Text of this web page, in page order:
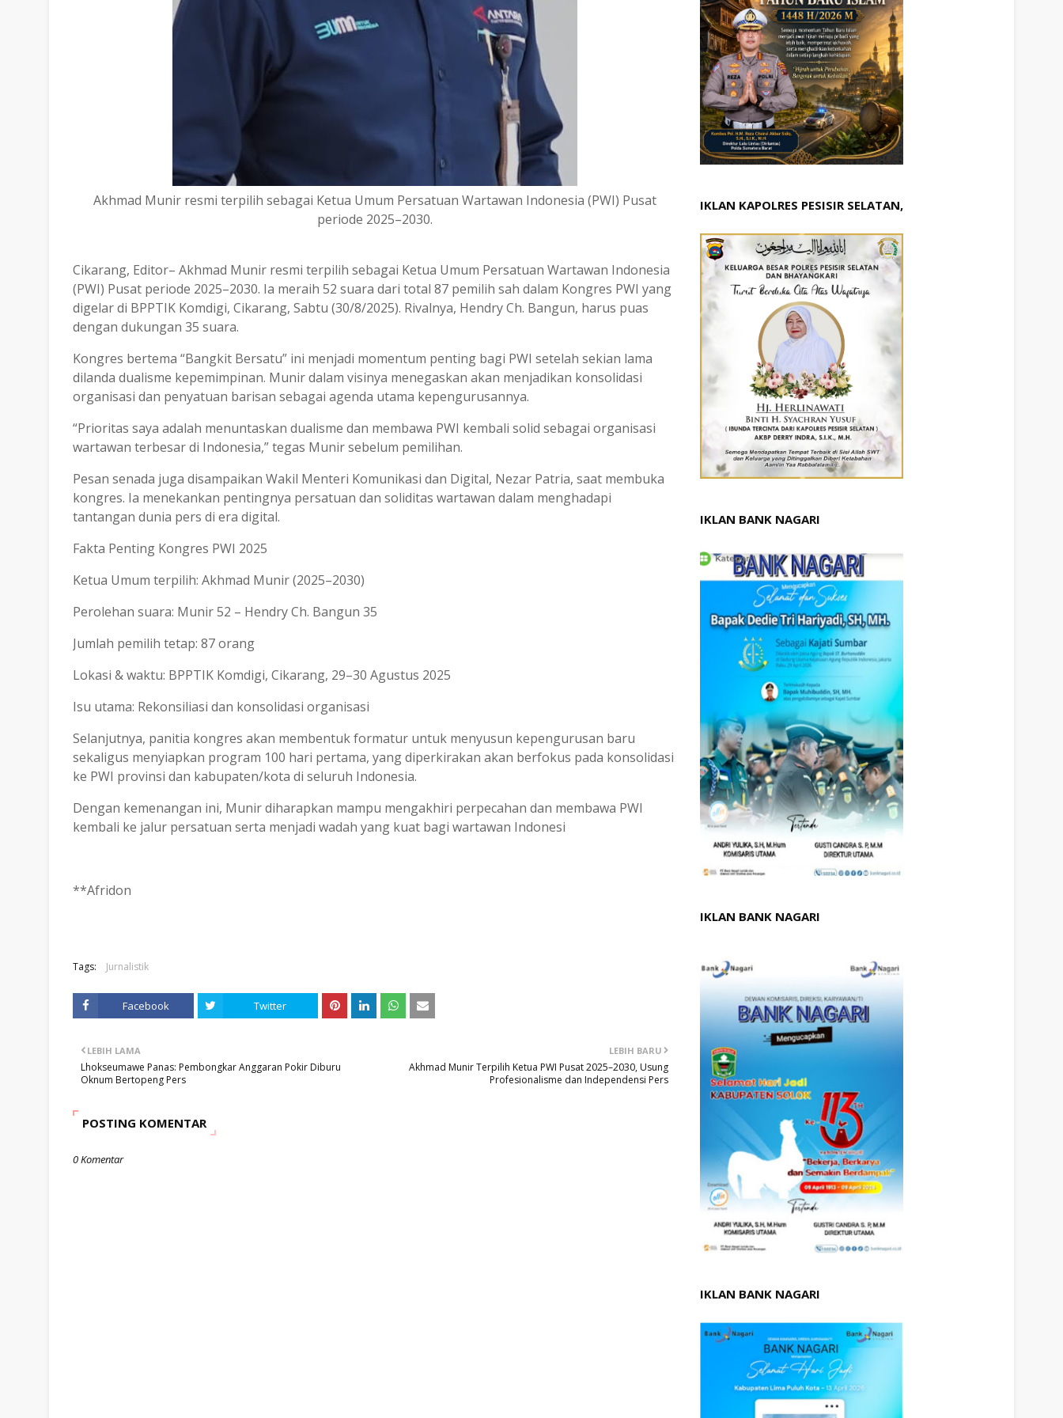
Akhmad Munir resmi terpilih sebagai Ketua Umum Persatuan Wartawan Indonesia (PWI) Pusat
periode 2025–2030.
Cikarang, Editor– Akhmad Munir resmi terpilih sebagai Ketua Umum Persatuan Wartawan Indonesia
(PWI) Pusat periode 2025–2030. Ia meraih 52 suara dari total 87 pemilih sah dalam Kongres PWI yang
digelar di BPPTIK Komdigi, Cikarang, Sabtu (30/8/2025). Rivalnya, Hendry Ch. Bangun, harus puas
dengan dukungan 35 suara.
Kongres bertema “Bangkit Bersatu” ini menjadi momentum penting bagi PWI setelah sekian lama
dilanda dualisme kepemimpinan. Munir dalam visinya menegaskan akan menjadikan konsolidasi
organisasi dan penyatuan barisan sebagai agenda utama kepengurusannya.
“Prioritas saya adalah menuntaskan dualisme dan membawa PWI kembali solid sebagai organisasi
wartawan terbesar di Indonesia,” tegas Munir sebelum pemilihan.
Pesan senada juga disampaikan Wakil Menteri Komunikasi dan Digital, Nezar Patria, saat membuka
kongres. Ia menekankan pentingnya persatuan dan soliditas wartawan dalam menghadapi
tantangan dunia pers di era digital.
Fakta Penting Kongres PWI 2025
Ketua Umum terpilih: Akhmad Munir (2025–2030)
Perolehan suara: Munir 52 – Hendry Ch. Bangun 35
Jumlah pemilih tetap: 87 orang
Lokasi & waktu: BPPTIK Komdigi, Cikarang, 29–30 Agustus 2025
Isu utama: Rekonsiliasi dan konsolidasi organisasi
Selanjutnya, panitia kongres akan membentuk formatur untuk menyusun kepengurusan baru
sekaligus menyiapkan program 100 hari pertama, yang diperkirakan akan berfokus pada konsolidasi
ke PWI provinsi dan kabupaten/kota di seluruh Indonesia.
Dengan kemenangan ini, Munir diharapkan mampu mengakhiri perpecahan dan membawa PWI
kembali ke jalur persatuan serta menjadi wadah yang kuat bagi wartawan Indonesi
**Afridon
Tags: Jurnalistik
Facebook Twitter
LEBIH BARU
Akhmad Munir Terpilih Ketua PWI Pusat 2025–2030, Usung
Profesionalisme dan Independensi Pers
LEBIH LAMA
Lhokseumawe Panas: Pembongkar Anggaran Pokir Diburu
Oknum Bertopeng Pers
POSTING KOMENTAR
0 Komentar
IKLAN KAPOLRES PESISIR SELATAN,
IKLAN BANK NAGARI
IKLAN BANK NAGARI
IKLAN BANK NAGARI